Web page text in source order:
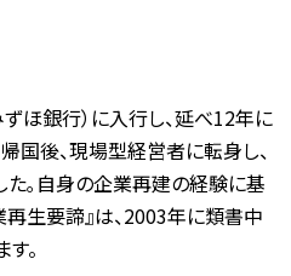
ほ銀行）に入行し、延べ12年に
国後、現場型経営者に転身し、
た｡自身の企業再建の経験に基
生要諦』は、2003年に類書中
。